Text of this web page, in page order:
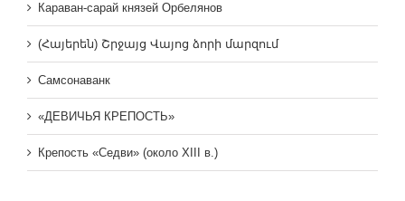
Караван-сарай князей Орбелянов
(Հայերեն) Շրջայց Վայոց ձորի մարզում
Самсонаванк
«ДЕВИЧЬЯ КРЕПОСТЬ»
Крепость «Седви» (около XIII в.)